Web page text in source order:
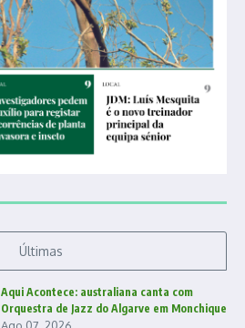
Últimas
Aqui Acontece: australiana canta com
Orquestra de Jazz do Algarve em Monchique
Ago 07, 2026